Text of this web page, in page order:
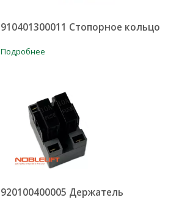
910401300011 Стопорное кольцо
Подробнее
920100400005 Держатель